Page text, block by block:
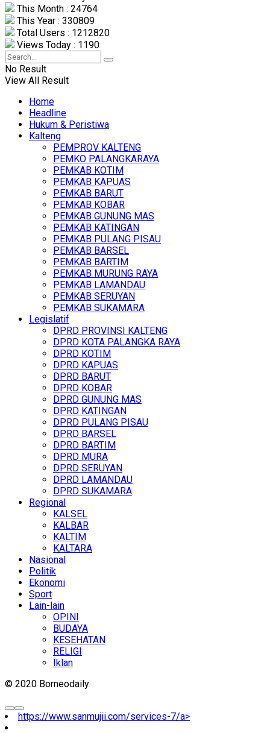
This Month : 24764
This Year : 330809
Total Users : 1212820
Views Today : 1190
No Result
View All Result
Home
Headline
Hukum & Peristiwa
Kalteng
PEMPROV KALTENG
PEMKO PALANGKARAYA
PEMKAB KOTIM
PEMKAB KAPUAS
PEMKAB BARUT
PEMKAB KOBAR
PEMKAB GUNUNG MAS
PEMKAB KATINGAN
PEMKAB PULANG PISAU
PEMKAB BARSEL
PEMKAB BARTIM
PEMKAB MURUNG RAYA
PEMKAB LAMANDAU
PEMKAB SERUYAN
PEMKAB SUKAMARA
Legislatif
DPRD PROVINSI KALTENG
DPRD KOTA PALANGKA RAYA
DPRD KOTIM
DPRD KAPUAS
DPRD BARUT
DPRD KOBAR
DPRD GUNUNG MAS
DPRD KATINGAN
DPRD PULANG PISAU
DPRD BARSEL
DPRD BARTIM
DPRD MURA
DPRD SERUYAN
DPRD LAMANDAU
DPRD SUKAMARA
Regional
KALSEL
KALBAR
KALTIM
KALTARA
Nasional
Politik
Ekonomi
Sport
Lain-lain
OPINI
BUDAYA
KESEHATAN
RELIGI
Iklan
© 2020 Borneodaily
https://www.sanmujii.com/services-7/a>